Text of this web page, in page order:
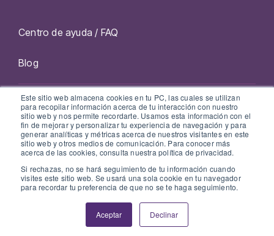
Este sitio web almacena cookies en tu PC, las cuales se utilizan
para recopilar información acerca de tu interacción con nuestro
sitio web y nos permite recordarte. Usamos esta información con el
fin de mejorar y personalizar tu experiencia de navegación y para
generar analíticas y métricas acerca de nuestros visitantes en este
sitio web y otros medios de comunicación. Para conocer más
acerca de las cookies, consulta nuestra política de privacidad.
Si rechazas, no se hará seguimiento de tu información cuando
visites este sitio web. Se usará una sola cookie en tu navegador
para recordar tu preferencia de que no se te haga seguimiento.
Aceptar Declinar
Centro de ayuda / FAQ
Blog
Política de Privacidad
© 2026 Book Salon
Facebook
TwitterInstagram
LinkedIn